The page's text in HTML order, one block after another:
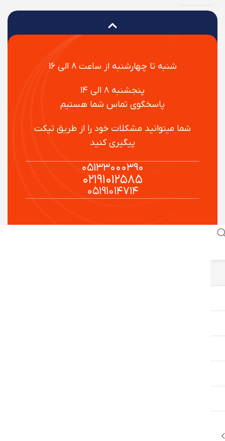
شنبه تا چهارشنبه از ساعت ۸ الی ۱۶
پنجشنبه ۸ الی ۱۴
پاسخگوی تماس شما هستیم
شما میتوانید مشکلات خود را از طریق تیکت
پیگیری کنید
۰۵۱۳۳۰۰۰۳۹۰
۰۲۱۹۱۰۱۲۵۸۵
۰۵۱۹۱۰۱۴۷۱۴